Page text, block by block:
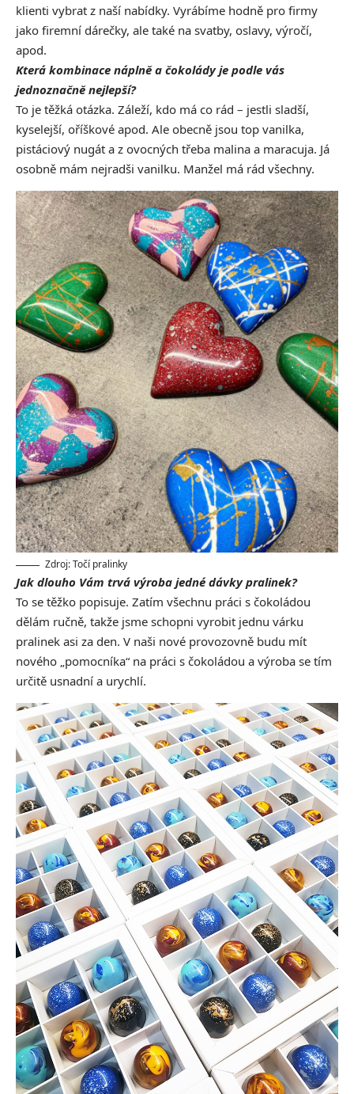
klienti vybrat z naší nabídky. Vyrábíme hodně pro firmy
jako firemní dárečky, ale také na svatby, oslavy, výročí,
apod.
Která kombinace náplně a čokolády je podle vás
jednoznačně nejlepší?
To je těžká otázka. Záleží, kdo má co rád – jestli sladší,
kyselejší, oříškové apod. Ale obecně jsou top vanilka,
pistáciový nugát a z ovocných třeba malina a maracuja. Já
osobně mám nejradši vanilku. Manžel má rád všechny.
Zdroj: Točí pralinky
Jak dlouho Vám trvá výroba jedné dávky pralinek?
To se těžko popisuje. Zatím všechnu práci s čokoládou
dělám ručně, takže jsme schopni vyrobit jednu várku
pralinek asi za den. V naši nové provozovně budu mít
nového „pomocníka“ na práci s čokoládou a výroba se tím
určitě usnadní a urychlí.